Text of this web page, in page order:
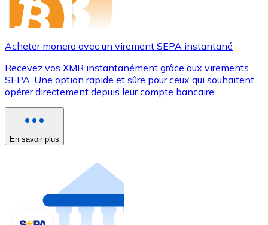
Acheter monero avec un virement SEPA instantané
Recevez vos XMR instantanément grâce aux virements
SEPA. Une option rapide et sûre pour ceux qui souhaitent
opérer directement depuis leur compte bancaire.
En savoir plus